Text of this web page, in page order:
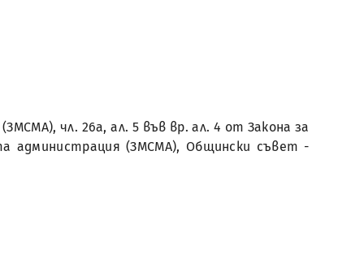
чл. 26а, ал. 5 във вр. ал. 4 от Закона за
администрация (ЗМСМА), Общински съвет -